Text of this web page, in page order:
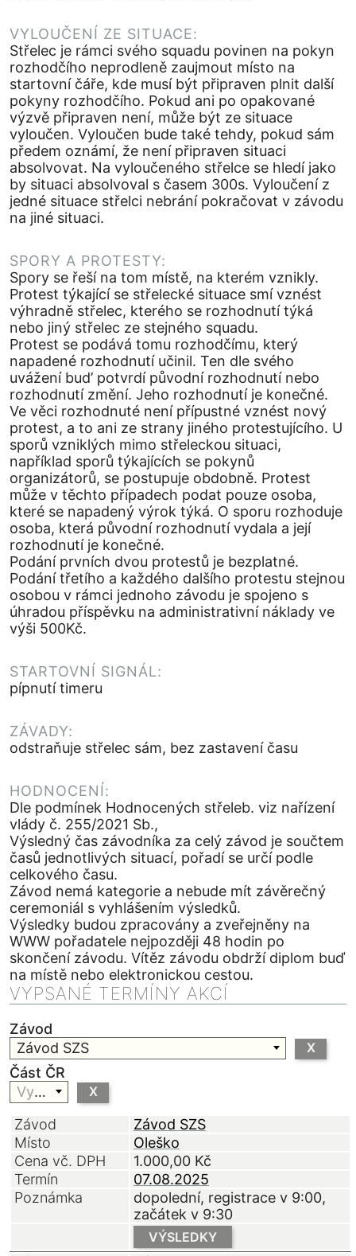
VYLOUČENÍ ZE SITUACE:
Střelec je rámci svého squadu povinen na pokyn
rozhodčího neprodleně zaujmout místo na
startovní čáře, kde musí být připraven plnit další
pokyny rozhodčího. Pokud ani po opakované
výzvě připraven není, může být ze situace
vyloučen. Vyloučen bude také tehdy, pokud sám
předem oznámí, že není připraven situaci
absolvovat. Na vyloučeného střelce se hledí jako
by situaci absolvoval s časem 300s. Vyloučení z
jedné situace střelci nebrání pokračovat v závodu
na jiné situaci.
SPORY A PROTESTY:
Spory se řeší na tom místě, na kterém vznikly.
Protest týkající se střelecké situace smí vznést
výhradně střelec, kterého se rozhodnutí týká
nebo jiný střelec ze stejného squadu.
Protest se podává tomu rozhodčímu, který
napadené rozhodnutí učinil. Ten dle svého
uvážení bud’ potvrdí původní rozhodnutí nebo
rozhodnutí změní. Jeho rozhodnutí je konečné.
Ve věci rozhodnuté není přípustné vznést nový
protest, a to ani ze strany jiného protestujícího. U
sporů vzniklých mimo střeleckou situaci,
například sporů týkajících se pokynů
organizátorů, se postupuje obdobně. Protest
může v těchto případech podat pouze osoba,
které se napadený výrok týká. O sporu rozhoduje
osoba, která původní rozhodnutí vydala a její
rozhodnutí je konečné.
Podání prvních dvou protestů je bezplatné.
Podání třetího a každého dalšího protestu stejnou
osobou v rámci jednoho závodu je spojeno s
úhradou příspěvku na administrativní náklady ve
výši 500Kč.
STARTOVNÍ SIGNÁL:
pípnutí timeru
ZÁVADY:
odstraňuje střelec sám, bez zastavení času
HODNOCENÍ:
Dle podmínek Hodnocených střeleb. viz nařízení
vlády č. 255/2021 Sb.,
Výsledný čas závodníka za celý závod je součtem
časů jednotlivých situací, pořadí se určí podle
celkového času.
Závod nemá kategorie a nebude mít závěrečný
ceremoniál s vyhlášením výsledků.
Výsledky budou zpracovány a zveřejněny na
WWW pořadatele nejpozději 48 hodin po
skončení závodu. Vítěz závodu obdrží diplom buď
na místě nebo elektronickou cestou.
VYPSANÉ TERMÍNY AKCÍ
Závod
Závod SZS
X
Část ČR
Vyberte
X
Závod
Závod SZS
Místo
Oleško
Cena vč. DPH
1.000,00 Kč
Termín
07.08.2025
Poznámka
dopolední, registrace v 9:00,
začátek v 9:30
VÝSLEDKY